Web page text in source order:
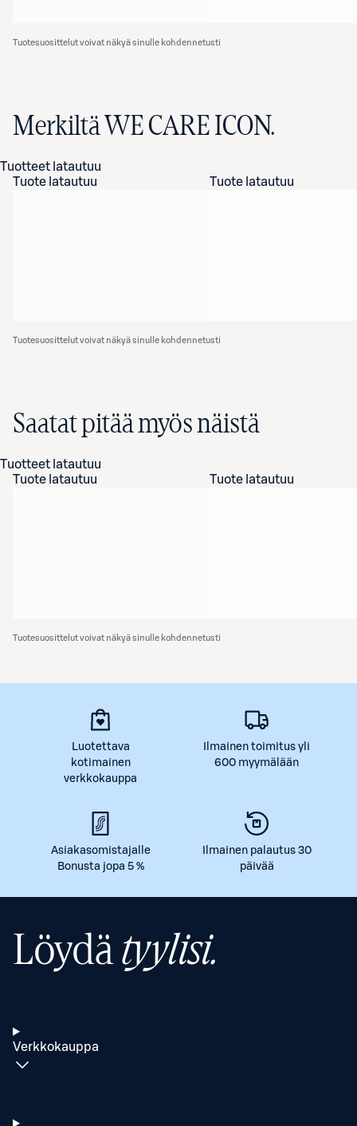
Tuotesuosittelut voivat näkyä sinulle kohdennetusti
Merkiltä WE CARE ICON.
Tuotteet latautuu
Tuote latautuu
Tuote latautuu
Tuotesuosittelut voivat näkyä sinulle kohdennetusti
Saatat pitää myös näistä
Tuotteet latautuu
Tuote latautuu
Tuote latautuu
Tuotesuosittelut voivat näkyä sinulle kohdennetusti
Luotettava
kotimainen
verkkokauppa
Ilmainen toimitus yli
600 myymälään
Asiakasomistajalle
Bonusta jopa 5 %
Ilmainen palautus 30
päivää
Löydätyylisi.
Verkkokauppa